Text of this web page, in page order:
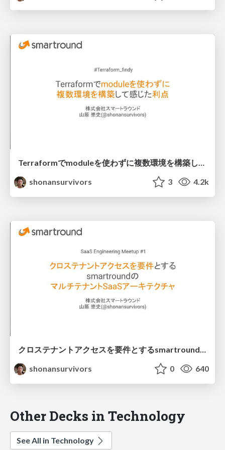
Terraformでmoduleを使わずに複数環境を構築して感じた利点
shonansurvivors
3 4.2k
クロステナントアクセスを要件とするsmartroundのマルチテナントSaaSアーキテクチャ
shonansurvivors
0 640
Other Decks in Technology
See All in Technology